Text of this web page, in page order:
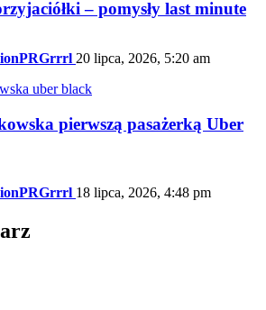
– pomysły last minute
20 lipca, 2026, 5:20 am
pierwszą pasażerką Uber
18 lipca, 2026, 4:48 pm